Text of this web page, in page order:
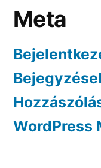
Meta
WordPress